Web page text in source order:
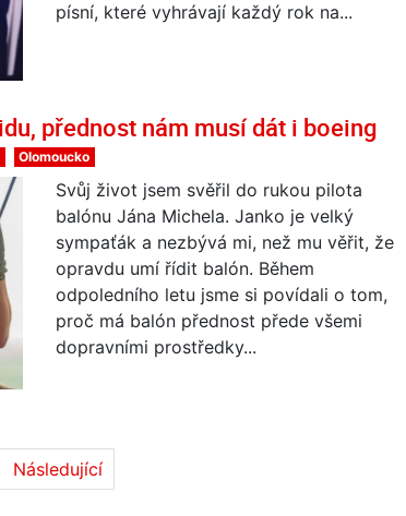
písní, které vyhrávají každý rok na...
přednost nám musí dát i boeing
Olomoucko
Svůj život jsem svěřil do rukou pilota
balónu Jána Michela. Janko je velký
sympaťák a nezbývá mi, než mu věřit, že
opravdu umí řídit balón. Během
odpoledního letu jsme si povídali o tom,
proč má balón přednost přede všemi
dopravními prostředky...
Následující